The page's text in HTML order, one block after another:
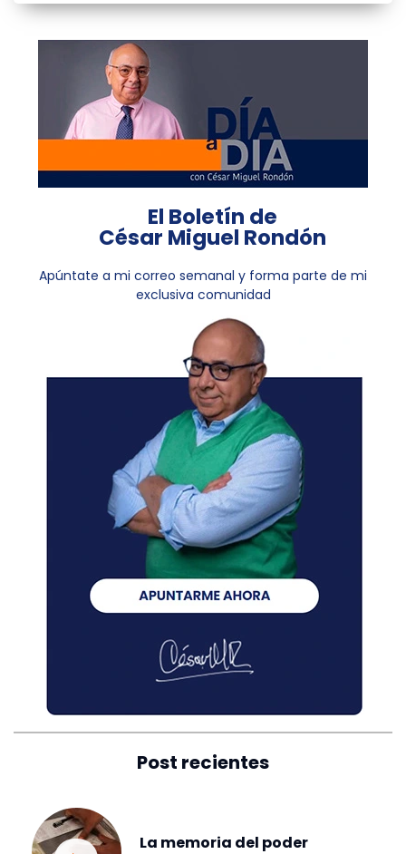
El Boletín de
César Miguel Rondón
Apúntate a mi correo semanal y forma parte de mi
exclusiva comunidad
Post recientes
La memoria del poder